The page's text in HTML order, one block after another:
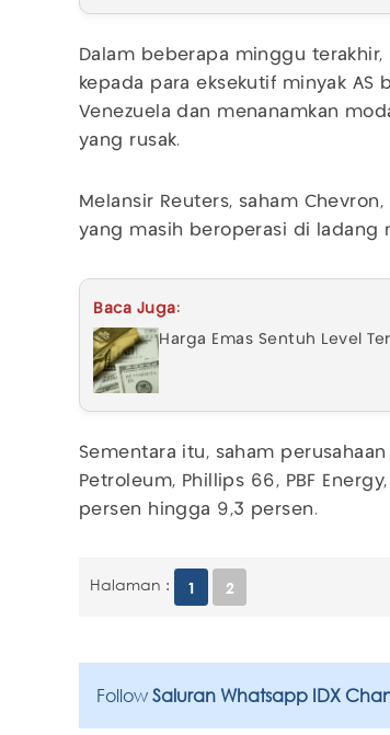
Dalam beberapa minggu
kepada para eksekutif minyak AS
Venezuela dan menanamkan
yang rusak.
Melansir Reuters, saham
yang masih beroperasi di ladang
Baca Juga:
Harga Emas Sentuh Level
Sementara itu, saham
Petroleum, Phillips 66, PBF
persen hingga 9,3 persen.
Halaman : 1 2
Follow Saluran Whatsapp IDX